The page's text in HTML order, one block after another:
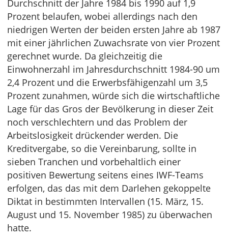
Durchschnitt der Jahre 1984 bis 1990 auf 1,9
Prozent belaufen, wobei allerdings nach den
niedrigen Werten der beiden ersten Jahre ab 1987
mit einer jährlichen Zuwachsrate von vier Prozent
gerechnet wurde. Da gleichzeitig die
Einwohnerzahl im Jahresdurchschnitt 1984-90 um
2,4 Prozent und die Erwerbsfähigenzahl um 3,5
Prozent zunahmen, würde sich die wirtschaftliche
Lage für das Gros der Bevölkerung in dieser Zeit
noch verschlechtern und das Problem der
Arbeitslosigkeit drückender werden. Die
Kreditvergabe, so die Vereinbarung, sollte in
sieben Tranchen und vorbehaltlich einer
positiven Bewertung seitens eines IWF-Teams
erfolgen, das das mit dem Darlehen gekoppelte
Diktat in bestimmten Intervallen (15. März, 15.
August und 15. November 1985) zu überwachen
hatte.